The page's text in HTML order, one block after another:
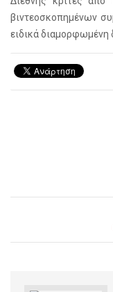
βιντεοσκοπημένων
ειδικά διαμορφωμένη